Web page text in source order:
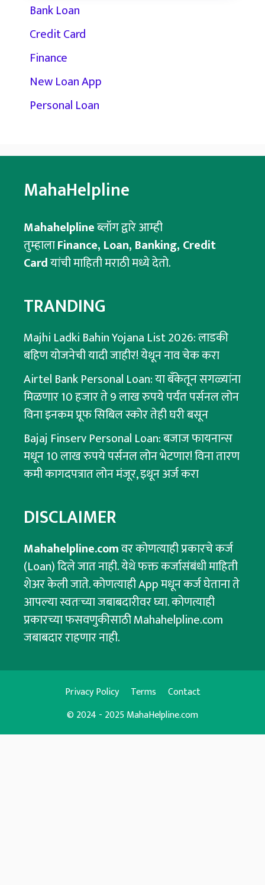
Bank Loan
Credit Card
Finance
New Loan App
Personal Loan
MahaHelpline
Mahahelplineब्लॉग द्वारे आम्ही
तुम्हालाFinance, Loan, Banking, Credit
Cardयांची माहिती मराठी मध्ये देतो.
TRANDING
Majhi Ladki Bahin Yojana List 2026: लाडकी
बहिण योजनेची यादी जाहीर! येथून नाव चेक करा
Airtel Bank Personal Loan: या बँकेतून सगळ्यांना
मिळणार 10 हजार ते 9 लाख रुपये पर्यंत पर्सनल लोन
विना इनकम प्रूफ सिबिल स्कोर तेही घरी बसून
Bajaj Finserv Personal Loan: बजाज फायनान्स
मधून 10 लाख रुपये पर्सनल लोन भेटणार! विना तारण
कमी कागदपत्रात लोन मंजूर, इथून अर्ज करा
DISCLAIMER
Mahahelpline.comवर कोणत्याही प्रकारचे कर्ज
(Loan) दिले जात नाही. येथे फक्त कर्जासंबंधी माहिती
शेअर केली जाते. कोणत्याही App मधून कर्ज घेताना ते
आपल्या स्वतःच्या जबाबदारीवर घ्या. कोणत्याही
प्रकारच्या फसवणुकीसाठी Mahahelpline.com
जबाबदार राहणार नाही.
Privacy Policy Terms
Contact
© 2024 - 2025 MahaHelpline.com